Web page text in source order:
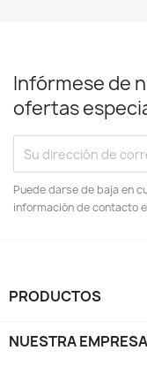
Infórmese de
ofertas
Puede darse de baja en
información de contacto
PRODUCTOS
NUESTRA EMPRESA